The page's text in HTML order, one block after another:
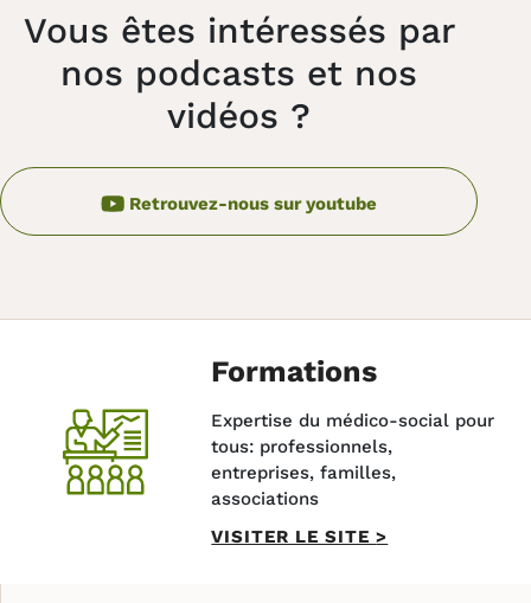
Vous êtes intéressés par
nos podcasts et nos
vidéos ?
Retrouvez-nous sur youtube
Formations
Expertise du médico-social pour
tous: professionnels,
entreprises, familles,
associations
VISITER LE SITE>